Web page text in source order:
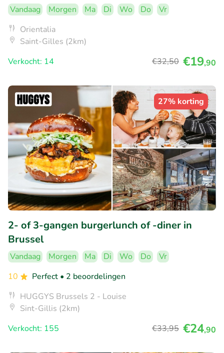
Vandaag Morgen Ma Di Wo Do
Vr
Orientalia
Saint-Gilles (2km)
Verkocht: 14
€32,50 €19,90
27% korting
2- of 3-gangen burgerlunch of -diner in
Brussel
Vandaag Morgen Ma Di Wo Do
Vr
10
Perfect • 2 beoordelingen
HUGGYS Brussels 2 - Louise
Sint-Gillis (2km)
Verkocht: 155
€33,95 €24,90